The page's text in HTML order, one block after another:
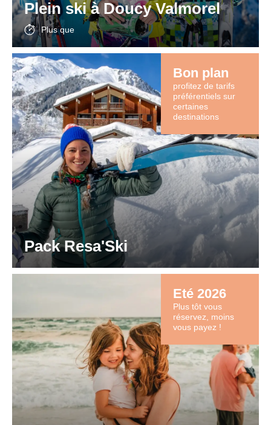
Plein ski à Doucy Valmorel
Plus que
Bon plan
profitez de tarifs
préférentiels sur
certaines
destinations
Pack Resa'Ski
Eté 2026
Plus tôt vous
réservez, moins
vous payez !
de
notre
site
web.